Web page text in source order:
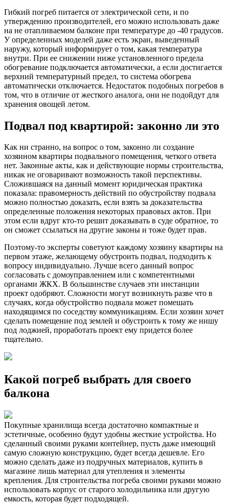
Гибкий погреб питается от электрической сети, и по
утверждению производителей, его можно использовать даже
на не отапливаемом балконе при температуре до -40 градусов.
У определенных моделей даже есть экран, выведенный
наружу, который информирует о том, какая температура
внутри. При ее снижении ниже установленного предела
обогревание подключается автоматически, а если достигается
верхний температурный предел, то система обогрева
автоматически отключается. Недостаток подобных погребов в
том, что в отличие от жесткого аналога, они не подойдут для
хранения овощей летом.
Подвал под квартирой: законно ли это
Как ни странно, на вопрос о том, законно ли создание
хозяином квартиры подвального помещения, четкого ответа
нет. Законные акты, как и действующие нормы строительства,
никак не оговаривают возможность такой перспективы.
Сложившаяся на данный момент юридическая практика
показала: правомерность действий по обустройству подвала
можно полностью доказать, если взять за доказательства
определенные положения некоторых правовых актов. При
этом если вдруг кто-то решит доказывать в суде обратное, то
он сможет ссылаться на другие законы и тоже будет прав.
Поэтому-то эксперты советуют каждому хозяину квартиры на
первом этаже, желающему обустроить подвал, подходить к
вопросу индивидуально. Лучше всего данный вопрос
согласовать с домоуправлением или с компетентными
органами ЖКХ. В большинстве случаев эти инстанции
проект одобряют. Сложности могут возникнуть разве что в
случаях, когда обустройство подвала может помешать
находящимся по соседству коммуникациям. Если хозяин хочет
сделать помещение под землей и обустроить к тому же нишу
под лоджией, проработать проект ему придется более
тщательно.
Какой погреб выбрать для своего
балкона
Покупные хранилища всегда достаточно компактные и
эстетичные, особенно будут удобны жесткие устройства. Но
сделанный своими руками контейнер, пусть даже имеющий
самую сложную конструкцию, будет всегда дешевле. Его
можно сделать даже из подручных материалов, купить в
магазине лишь материал для утепления и элементы
крепления. Для строительства погреба своими руками можно
использовать корпус от старого холодильника или другую
емкость, которая будет подходящей.